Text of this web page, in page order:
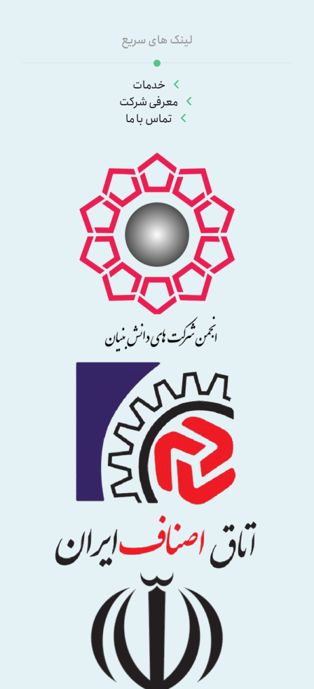
لینک های سریع
خدمات
معرفی شرکت
تماس با ما